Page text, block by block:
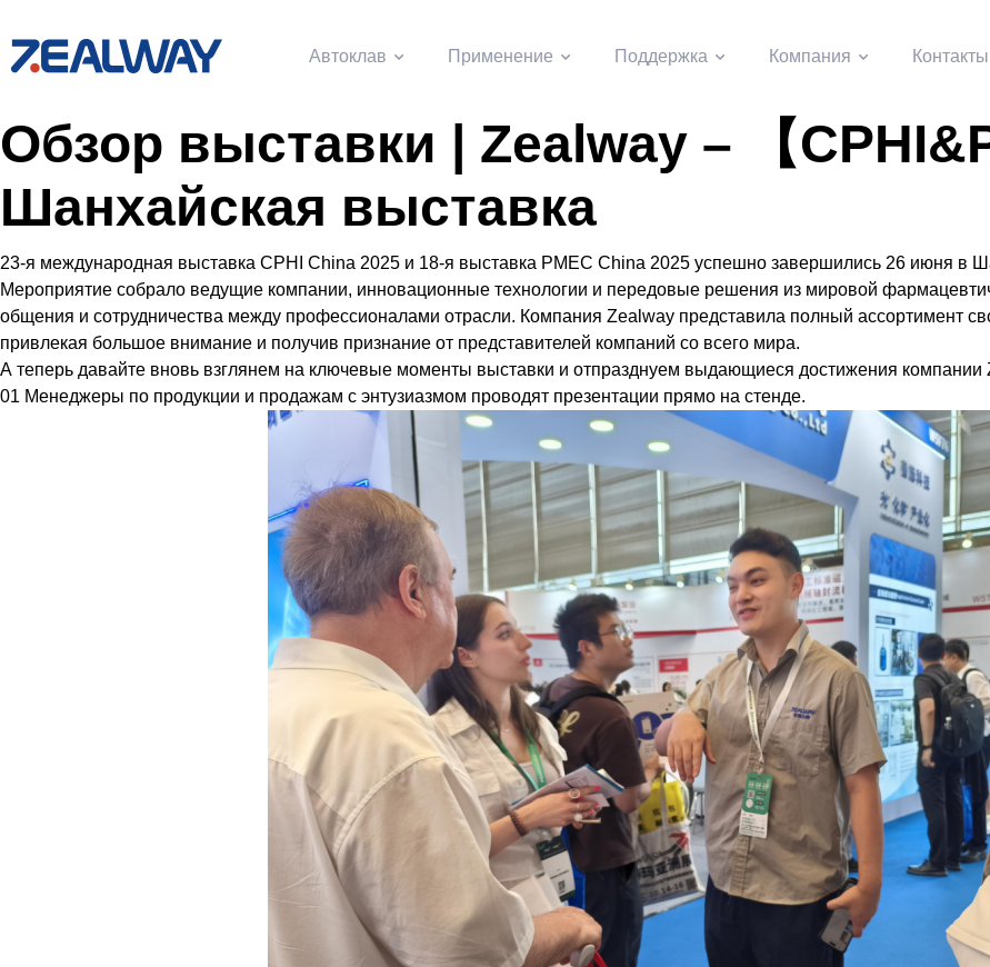
Автоклав Применение Поддержка Компания Контакты
Обзор выставки | Zealway – 【
Шанхайская выставка
23-я международная выставка CPHI China 2025 и 18-я выставка PMEC China 2025 успешно завершились 26 июня в
Мероприятие собрало ведущие компании, инновационные технологии и передовые решения из мировой
общения и сотрудничества между профессионалами отрасли. Компания Zealway представила полный ассортимент
привлекая большое внимание и получив признание от представителей компаний со всего мира.
А теперь давайте вновь взглянем на ключевые моменты выставки и отпразднуем выдающиеся достижения компании
01 Менеджеры по продукции и продажам с энтузиазмом проводят презентации прямо на стенде.